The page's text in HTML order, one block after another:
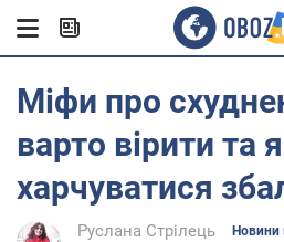
Міфи про
варто вірити та
харчуватися
Руслана Стрілець